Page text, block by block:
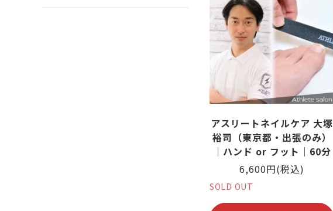
アスリートネイルケア 大塚
裕司（東京都・出張のみ）
｜ハンド or フット｜60分
6,600円(税込)
SOLD OUT